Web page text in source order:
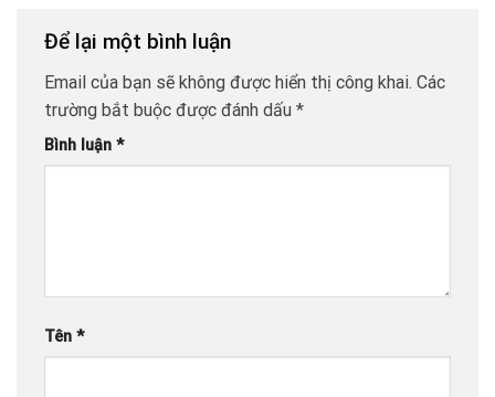
Để lại một bình luận
Email của bạn sẽ không được hiển thị công khai. Các
trường bắt buộc được đánh dấu *
Bình luận *
Tên *